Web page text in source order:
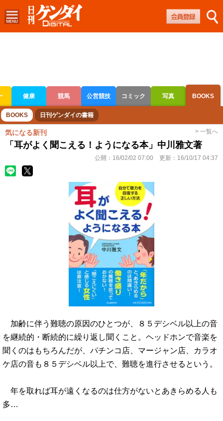
健康 競馬 公営競技 コミック 写真 BOOKS
ボートレース 競輪 オートレース
BOOKS 日刊ゲンダイの書籍
気になる新刊 > 一覧へ
「耳がよく聞こえる！ようになる本」中川雅文著
公開： 16/02/02 07:00 更新： 16/10/17 04:37
加齢に伴う難聴の原因のひとつが、８５デシベル以上の音
を継続的・断続的に繰り返し聞くこと。ヘッドホンで音楽を
聞くのはもちろんだが、パチンコ店、マージャン店、カラオ
ケ店の音も８５デシベル以上で、難聴を進行させるという。
年を取れば耳が遠くなるのは仕方がないとあきらめる人も
多…